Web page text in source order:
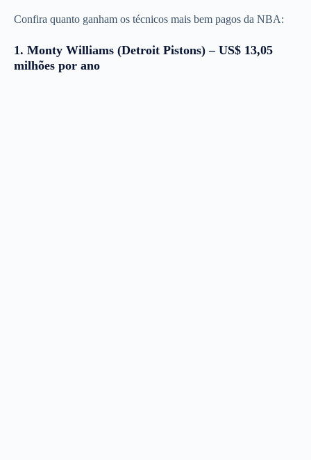
Confira quanto ganham os técnicos mais bem pagos da NBA:
1. Monty Williams (Detroit Pistons) – US$ 13,05
milhões por ano